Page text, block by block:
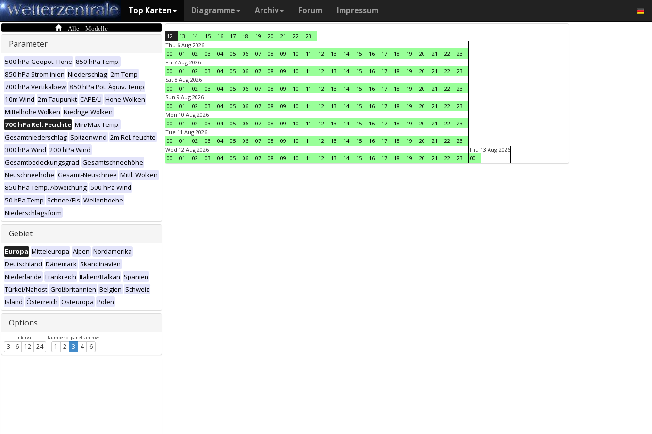
Top Karten Diagramme Archiv Forum Impressum
Alle Modelle
Parameter
500 hPa Geopot. Höhe 850 hPa Temp.
850 hPa Stromlinien Niederschlag 2m Temp
700 hPa Vertikalbew 850 hPa Pot. Äquiv. Temp
10m Wind 2m Taupunkt CAPE/LI Hohe Wolken
Mittelhohe Wolken Niedrige Wolken
700 hPa Rel. Feuchte Min/Max Temp.
Gesamtniederschlag Spitzenwind 2m Rel. feuchte
300 hPa Wind 200 hPa Wind
Gesamtbedeckungsgrad Gesamtschneehöhe
Neuschneehöhe Gesamt-Neuschnee Mittl. Wolken
850 hPa Temp. Abweichung 500 hPa Wind
50 hPa Temp Schnee/Eis Wellenhoehe
Niederschlagsform
Gebiet
Europa Mitteleuropa Alpen Nordamerika
Deutschland Dänemark Skandinavien
Niederlande Frankreich Italien/Balkan Spanien
Türkei/Nahost Großbritannien Belgien Schweiz
Island Österreich Osteuropa Polen
Options
Intervall
3 6 12 24
Number of panels in row
1 2 3 4 6
12 13 14 15 16 17 18 19 20 21 22
23
Thu 6 Aug 2026
00
01 02 03 04 05 06 07 08 09 10 11 12 13 14 15 16 17 18 19 20 21 22
23
Fri 7 Aug 2026
00
01 02 03 04 05 06 07 08 09 10 11 12 13 14 15 16 17 18 19 20 21 22
23
Sat 8 Aug 2026
00
01 02 03 04 05 06 07 08 09 10 11 12 13 14 15 16 17 18 19 20 21 22
23
Sun 9 Aug 2026
00
01 02 03 04 05 06 07 08 09 10 11 12 13 14 15 16 17 18 19 20 21 22
23
Mon 10 Aug 2026
00
01 02 03 04 05 06 07 08 09 10 11 12 13 14 15 16 17 18 19 20 21 22
23
Tue 11 Aug 2026
00
01 02 03 04 05 06 07 08 09 10 11 12 13 14 15 16 17 18 19 20 21 22
23
Wed 12 Aug 2026
00
01 02 03 04 05 06 07 08 09 10 11 12 13 14 15 16 17 18 19 20 21 22 23
Thu 13 Aug 2026
00